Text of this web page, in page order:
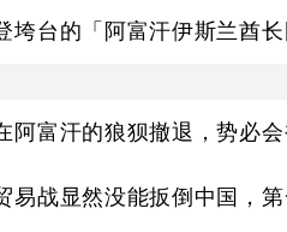
垮台的「阿富汗伊斯兰酋长
阿富汗的狼狈撤退，势必
易战显然没能扳倒中国，